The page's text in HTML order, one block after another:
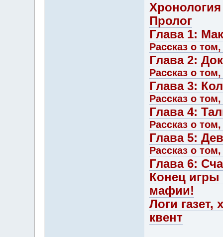
Хронология
Пролог
Глава 1:
Рассказ о
Глава 2:
Рассказ о
Глава 3:
Рассказ о
Глава 4:
Рассказ о
Глава 5:
Рассказ о
Глава 6:
Конец игры
мафии!
Логи
квент